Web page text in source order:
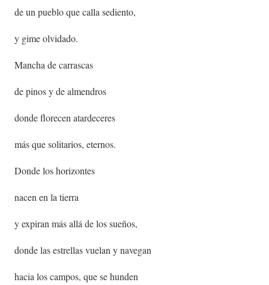
de un pueblo que calla sediento,
y gime olvidado.
Mancha de carrascas
de pinos y de almendros
donde florecen atardeceres
más que solitarios, eternos.
Donde los horizontes
nacen en la tierra
y expiran más allá de los sueños,
donde las estrellas vuelan y navegan
hacia los campos, que se hunden